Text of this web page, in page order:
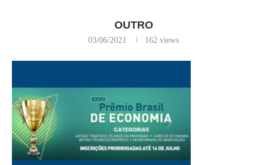
OUTRO
03/06/2021 162 views